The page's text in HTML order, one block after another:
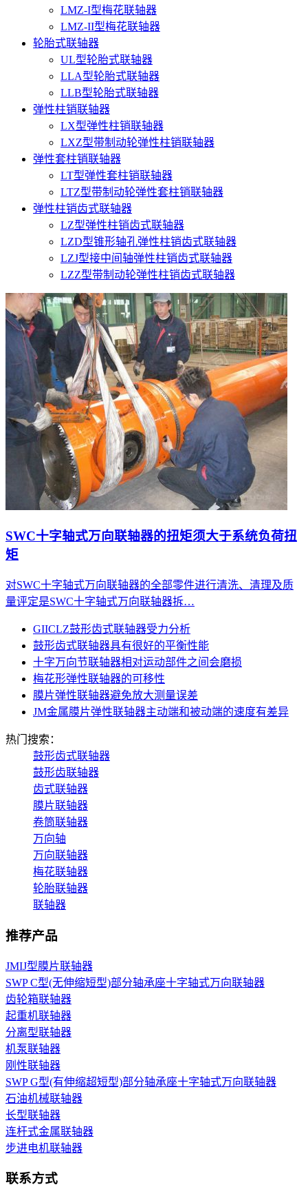
LMZ-I型梅花联轴器
LMZ-II型梅花联轴器
轮胎式联轴器
UL型轮胎式联轴器
LLA型轮胎式联轴器
LLB型轮胎式联轴器
弹性柱销联轴器
LX型弹性柱销联轴器
LXZ型带制动轮弹性柱销联轴器
弹性套柱销联轴器
LT型弹性套柱销联轴器
LTZ型带制动轮弹性套柱销联轴器
弹性柱销齿式联轴器
LZ型弹性柱销齿式联轴器
LZD型锥形轴孔弹性柱销齿式联轴器
LZJ型接中间轴弹性柱销齿式联轴器
LZZ型带制动轮弹性柱销齿式联轴器
SWC十字轴式万向联轴器的扭矩须大于系统负荷扭
矩
对SWC十字轴式万向联轴器的全部零件进行清洗、清理及质
量评定是SWC十字轴式万向联轴器拆…
GIICLZ鼓形齿式联轴器受力分析
鼓形齿式联轴器具有很好的平衡性能
十字万向节联轴器相对运动部件之间会磨损
梅花形弹性联轴器的可移性
膜片弹性联轴器避免放大测量误差
JM金属膜片弹性联轴器主动端和被动端的速度有差异
热门搜索：
鼓形齿式联轴器
鼓形齿联轴器
齿式联轴器
膜片联轴器
卷筒联轴器
万向轴
万向联轴器
梅花联轴器
轮胎联轴器
联轴器
推荐产品
JMIJ型膜片联轴器
SWP C型(无伸缩短型)部分轴承座十字轴式万向联轴器
齿轮箱联轴器
起重机联轴器
分离型联轴器
机泵联轴器
刚性联轴器
SWP G型(有伸缩超短型)部分轴承座十字轴式万向联轴器
石油机械联轴器
长型联轴器
连杆式金属联轴器
步进电机联轴器
联系方式